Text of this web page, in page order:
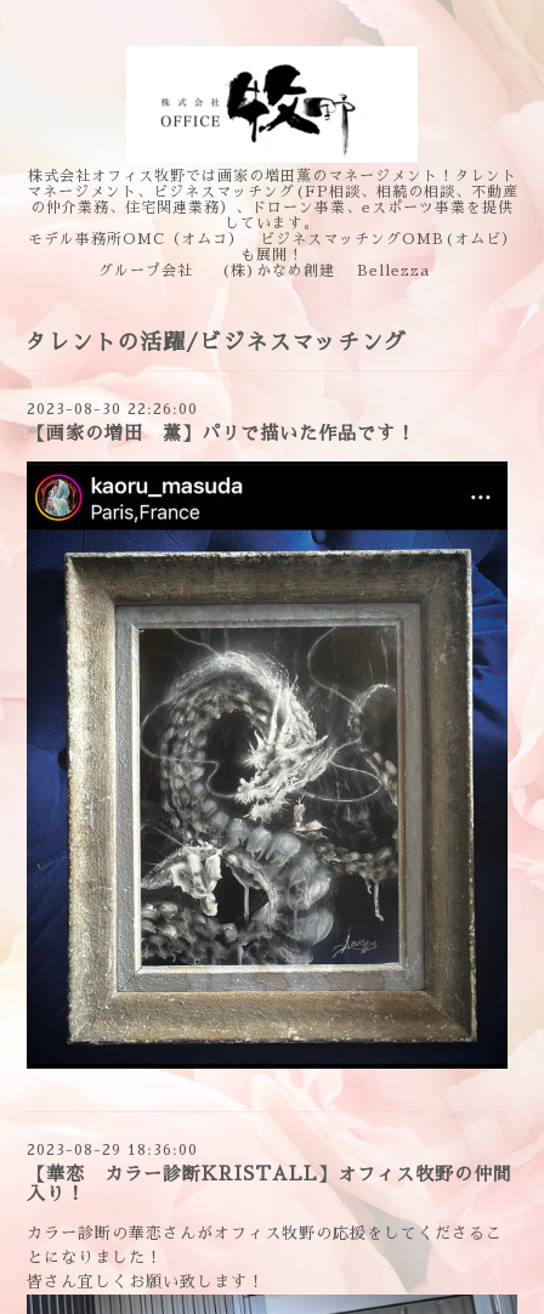
株式会社オフィス牧野では画家の増田薫のマネージメント！タレント
マネージメント、ビジネスマッチング(FP相談、相続の相談、不動産
の仲介業務、住宅関連業務）、ドローン事業、eスポーツ事業を提供
しています。
モデル事務所OMC（オムコ） ビジネスマッチングOMB(オムビ）
も展開！
グループ会社 (株)かなめ創建 Bellezza
タレントの活躍/ビジネスマッチング
2023-08-30 22:26:00
【画家の増田 薫】パリで描いた作品です！
2023-08-29 18:36:00
【華恋 カラー診断KRISTALL】オフィス牧野の仲間
入り！
カラー診断の華恋さんがオフィス牧野の応援をしてくださるこ
とになりました！
皆さん宜しくお願い致します！